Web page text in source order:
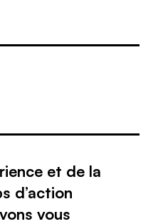
et de la
d’action
vous